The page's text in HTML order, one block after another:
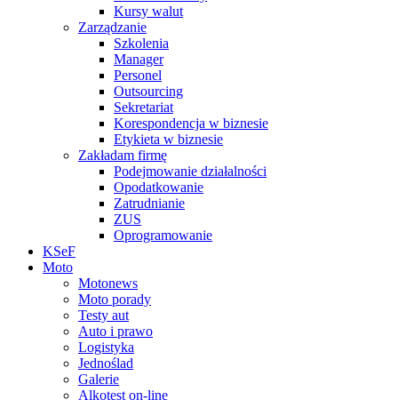
Kursy walut
Zarządzanie
Szkolenia
Manager
Personel
Outsourcing
Sekretariat
Korespondencja w biznesie
Etykieta w biznesie
Zakładam firmę
Podejmowanie działalności
Opodatkowanie
Zatrudnianie
ZUS
Oprogramowanie
KSeF
Moto
Motonews
Moto porady
Testy aut
Auto i prawo
Logistyka
Jednoślad
Galerie
Alkotest on-line